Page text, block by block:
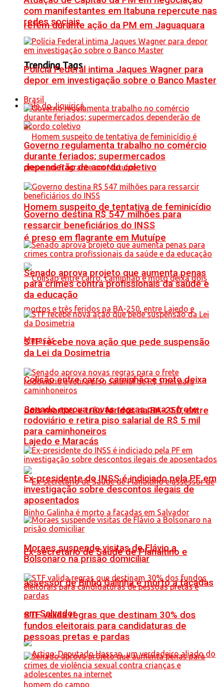
refém durante ação da PM em Jaguaquara
Trending Tags
Vale do Jiquiriçá
Homem suspeito de tentativa de feminicídio
é preso em flagrante em Mutuípe
Colisão entre carro, caminhão e moto deixa
dois mortos e três feridos na BA-250, entre
Lajedo e Maracás
Ex-secretário de Saúde de Planaltino e
assessor de Binho Galinha é morto a facadas
em Salvador
com manifestantes em Itabuna repercute nas
redes sociais
Polícia Federal intima Jaques Wagner para
depor em investigação sobre o Banco Master
Brasil
Governo regulamenta trabalho no comércio
durante feriados; supermercados
dependerão de acordo coletivo
Governo destina R$ 547 milhões para
ressarcir beneficiários do INSS
Senado aprova projeto que aumenta penas
para crimes contra profissionais da saúde e
da educação
STF recebe nova ação que pede suspensão
da Lei da Dosimetria
Senado aprova novas regras para o frete
rodoviário e retira piso salarial de R$ 5 mil
para caminhoneiros
Ex-presidente do INSS é indiciado pela PF em
investigação sobre descontos ilegais de
aposentados
Moraes suspende visitas de Flávio a
Bolsonaro na prisão domiciliar
STF valida regras que destinam 30% dos
fundos eleitorais para candidaturas de
pessoas pretas e pardas